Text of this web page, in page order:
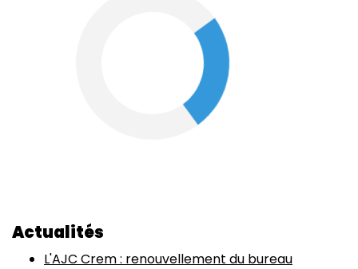
Actualités
L'AJC Crem : renouvellement du bureau